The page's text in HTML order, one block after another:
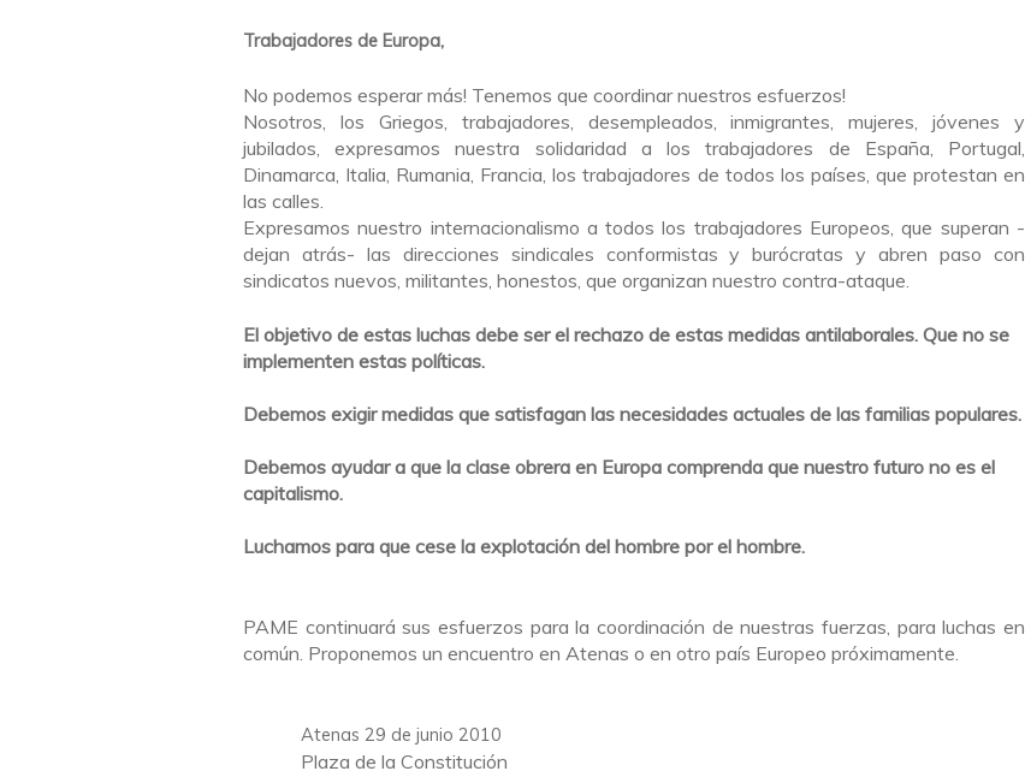
Trabajadores de Europa,
No podemos esperar más! Tenemos que coordinar nuestros esfuerzos!
Nosotros, los Griegos, trabajadores, desempleados, inmigrantes, mujeres, jóvenes y
jubilados, expresamos nuestra solidaridad a los trabajadores de España, Portugal,
Dinamarca, Italia, Rumania, Francia, los trabajadores de todos los países, que protestan en
las calles.
Expresamos nuestro internacionalismo a todos los trabajadores Europeos, que superan -
dejan atrás- las direcciones sindicales conformistas y burócratas y abren paso con
sindicatos nuevos, militantes, honestos, que organizan nuestro contra-ataque.
El objetivo de estas luchas debe ser el rechazo de estas medidas antilaborales. Que no se
implementen estas políticas.
Debemos exigir medidas que satisfagan las necesidades actuales de las familias populares.
Debemos ayudar a que la clase obrera en Europa comprenda que nuestro futuro no es el
capitalismo.
Luchamos para que cese la explotación del hombre por el hombre.
PAME continuará sus esfuerzos para la coordinación de nuestras fuerzas, para luchas en
común. Proponemos un encuentro en Atenas o en otro país Europeo próximamente.
Atenas 29 de junio 2010
Plaza de la Constitución